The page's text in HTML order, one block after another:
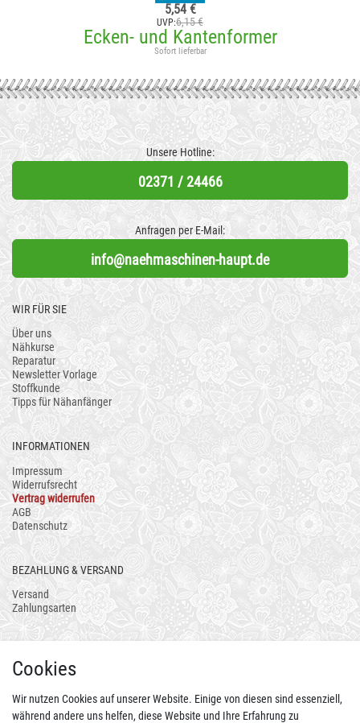
5,54 €
UVP:6,15 €
Ecken- und Kantenformer
Sofort lieferbar
Unsere Hotline:
02371 / 24466
Anfragen per E-Mail:
info@naehmaschinen-haupt.de
WIR FÜR SIE
Über uns
Nähkurse
Reparatur
Newsletter Vorlage
Stoffkunde
Tipps für Nähanfänger
INFORMATIONEN
Impressum
Widerrufsrecht
Vertrag widerrufen
AGB
Datenschutz
BEZAHLUNG & VERSAND
Versand
Zahlungsarten
Cookies
Wir nutzen Cookies auf unserer Website. Einige von diesen sind essenziell,
während andere uns helfen, diese Website und Ihre Erfahrung zu